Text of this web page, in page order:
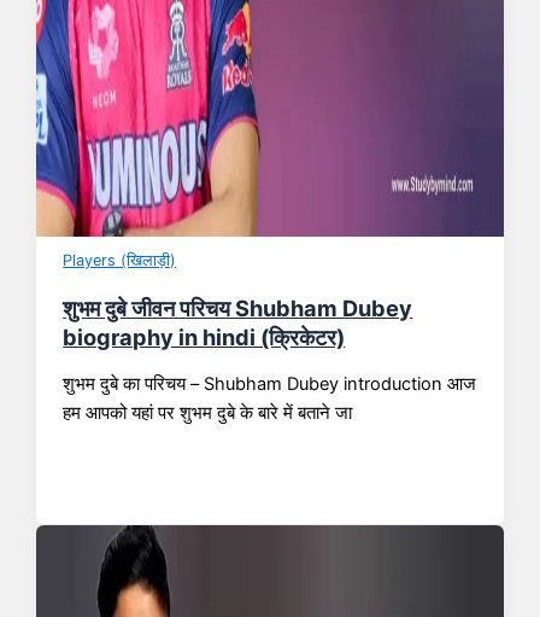
Players (खिलाड़ी)
शुभम दुबे जीवन परिचय Shubham Dubey
biography in hindi (क्रिकेटर)
शुभम दुबे का परिचय – Shubham Dubey introduction आज
हम आपको यहां पर शुभम दुबे के बारे में बताने जा